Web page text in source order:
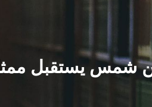
يستقبل ممثلي